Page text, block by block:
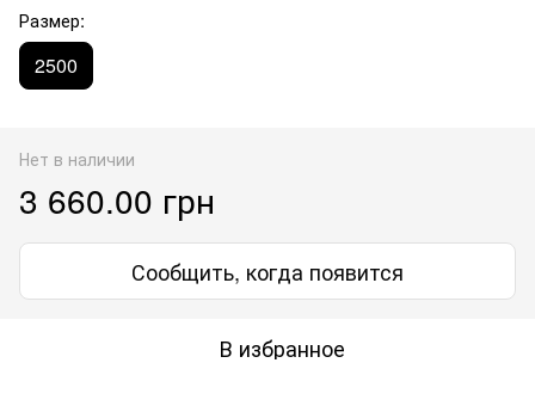
Размер:
2500
Нет в наличии
3 660.00 грн
Сообщить, когда появится
В избранное